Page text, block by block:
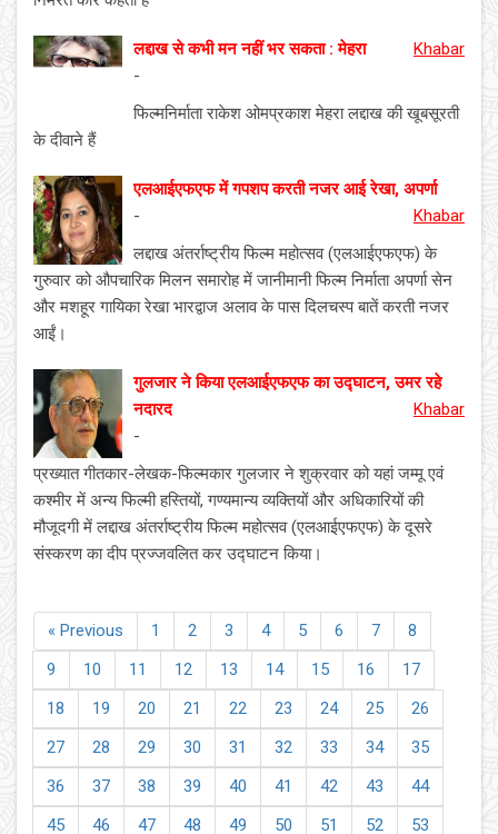
लद्दाख से कभी मन नहीं भर सकता : मेहरा
Khabar
-
फिल्मनिर्माता राकेश ओमप्रकाश मेहरा लद्दाख की खूबसूरती
के दीवाने हैं
एलआईएफएफ में गपशप करती नजर आई रेखा, अपर्णा
Khabar
-
लद्दाख अंतर्राष्ट्रीय फिल्म महोत्सव (एलआईएफएफ) के
गुरुवार को औपचारिक मिलन समारोह में जानीमानी फिल्म निर्माता अपर्णा सेन
और मशहूर गायिका रेखा भारद्वाज अलाव के पास दिलचस्प बातें करती नजर
आईं।
गुलजार ने किया एलआईएफएफ का उद्घाटन, उमर रहे
नदारद
Khabar
-
प्रख्यात गीतकार-लेखक-फिल्मकार गुलजार ने शुक्रवार को यहां जम्मू एवं
कश्मीर में अन्य फिल्मी हस्तियों, गण्यमान्य व्यक्तियों और अधिकारियों की
मौजूदगी में लद्दाख अंतर्राष्ट्रीय फिल्म महोत्सव (एलआईएफएफ) के दूसरे
संस्करण का दीप प्रज्जवलित कर उद्घाटन किया।
« Previous 1 2 3 4 5 6 7
8
9
10 11 12 13 14 15 16
17
18
19 20 21 22 23 24 25
26
27
28 29 30 31 32 33 34
35
36
37 38 39 40 41 42 43
44
45
46 47 48 49 50 51 52
53